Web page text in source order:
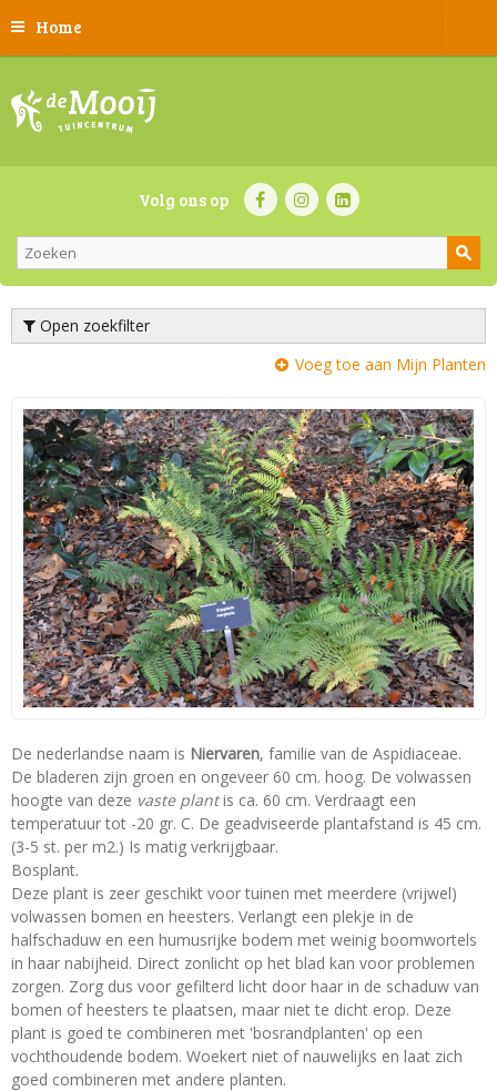
Home
Volg ons op
Open zoekfilter
Voeg toe aan Mijn Planten
De nederlandse naam is Niervaren, familie van de Aspidiaceae.
De bladeren zijn groen en ongeveer 60 cm. hoog. De volwassen
hoogte van deze vaste plantis ca. 60 cm. Verdraagt een
temperatuur tot -20 gr. C. De geadviseerde plantafstand is 45 cm.
(3-5 st. per m2.) Is matig verkrijgbaar.
Bosplant.
Deze plant is zeer geschikt voor tuinen met meerdere (vrijwel)
volwassen bomen en heesters. Verlangt een plekje in de
halfschaduw en een humusrijke bodem met weinig boomwortels
in haar nabijheid. Direct zonlicht op het blad kan voor problemen
zorgen. Zorg dus voor gefilterd licht door haar in de schaduw van
bomen of heesters te plaatsen, maar niet te dicht erop. Deze
plant is goed te combineren met 'bosrandplanten' op een
vochthoudende bodem. Woekert niet of nauwelijks en laat zich
goed combineren met andere planten.